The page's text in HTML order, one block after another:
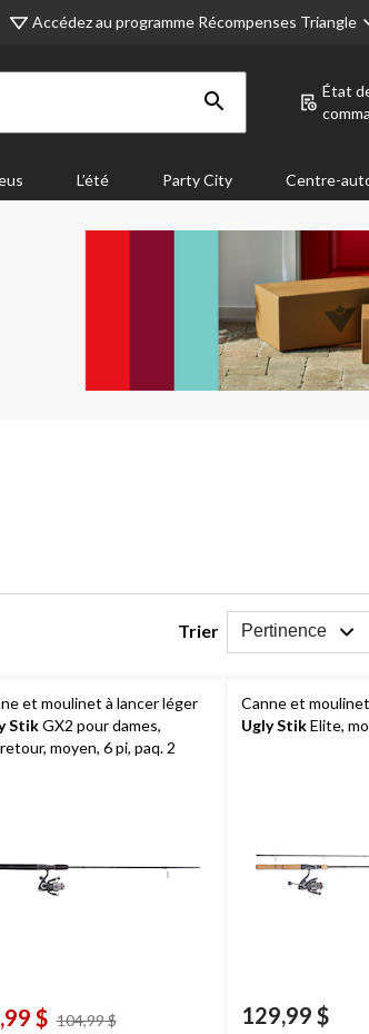
Accédez au programme Récompenses Triangle
État
L’été Party City Centre-
Trier Pertinence
et moulinet à lancer léger
StikGX2 pour dames,
moyen, 6 pi, paq. 2
$ 104,99 $
Canne et
Ugly StikElite,
129,99 $